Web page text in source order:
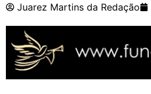
Juarez Martins da Redação